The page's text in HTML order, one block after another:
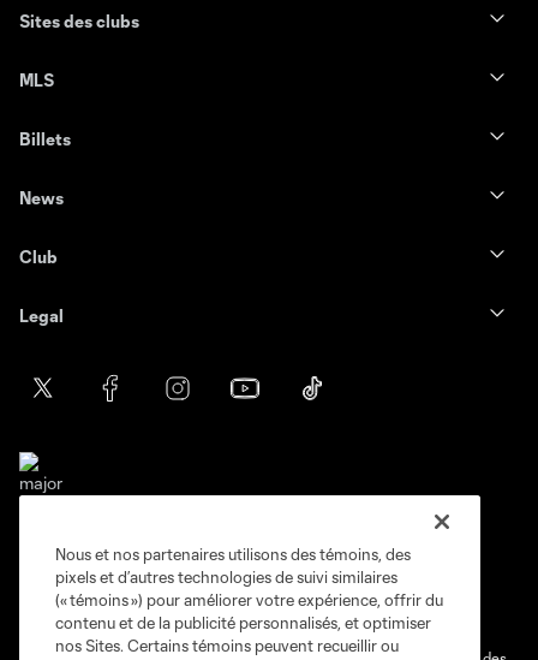
Sites des clubs
MLS
Billets
News
Club
Legal
Conditions d'utilisation
Politique de confidentialité
Ne vendez pas et ne partagez pas mes information personnelles.
Paramètres des témoins
Nous et nos partenaires utilisons des témoins, des
pixels et d’autres technologies de suivi similaires
(« témoins ») pour améliorer votre expérience, offrir du
contenu et de la publicité personnalisés, et optimiser
nos Sites. Certains témoins peuvent recueillir ou